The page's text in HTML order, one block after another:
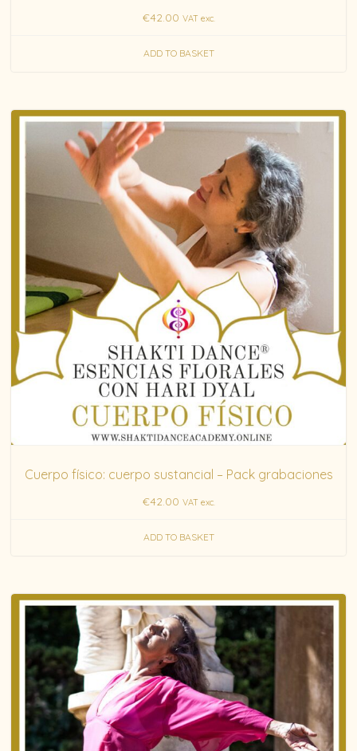
€42.00 VAT exc.
ADD TO BASKET
Cuerpo físico: cuerpo sustancial – Pack grabaciones
€42.00 VAT exc.
ADD TO BASKET